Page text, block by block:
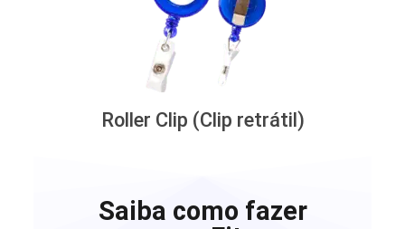
Roller Clip (Clip retrátil)
Saiba como fazer